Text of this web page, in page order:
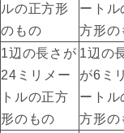
ルの正方形
のもの
ートル
方形の
1辺の長さが
24ミリメー
トルの正方
形のもの
1辺の
が6ミ
ートル
方形の